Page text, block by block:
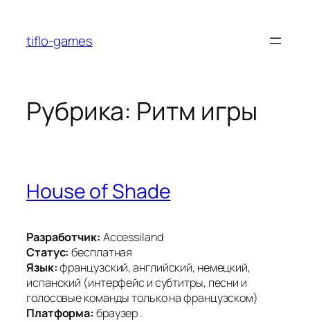
содержимому
tiflo-games
Рубрика: Ритм игры
House of Shade
Разработчик: Accessiland
Статус: бесплатная
Язык:французский, английский, немецкий,
испанский (интерфейс и субтитры, песни и
голосовые команды только на французском)
Платформа: браузер .